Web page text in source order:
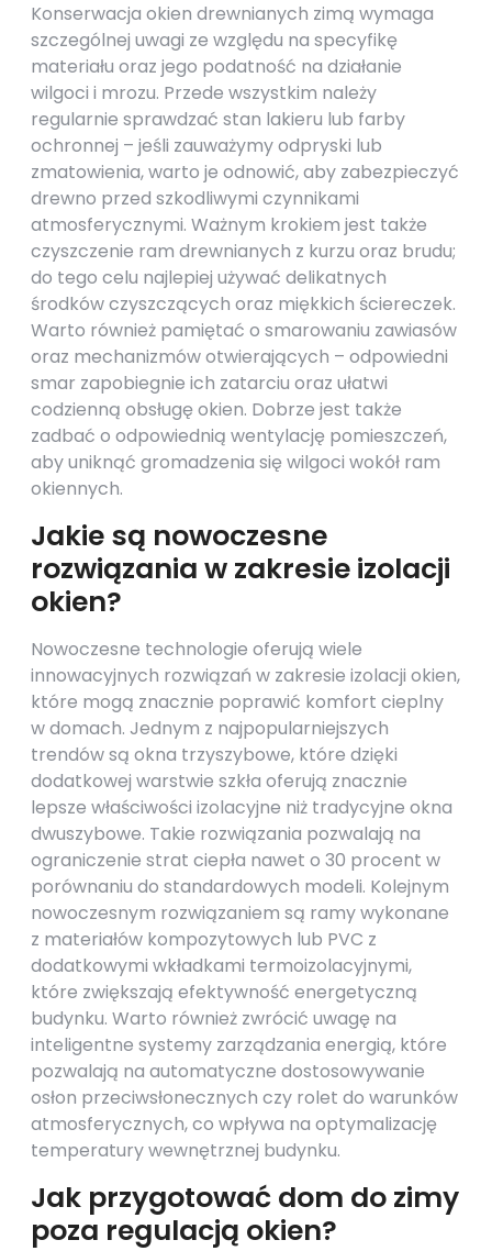
Konserwacja okien drewnianych zimą wymaga
szczególnej uwagi ze względu na specyfikę
materiału oraz jego podatność na działanie
wilgoci i mrozu. Przede wszystkim należy
regularnie sprawdzać stan lakieru lub farby
ochronnej – jeśli zauważymy odpryski lub
zmatowienia, warto je odnowić, aby zabezpieczyć
drewno przed szkodliwymi czynnikami
atmosferycznymi. Ważnym krokiem jest także
czyszczenie ram drewnianych z kurzu oraz brudu;
do tego celu najlepiej używać delikatnych
środków czyszczących oraz miękkich ściereczek.
Warto również pamiętać o smarowaniu zawiasów
oraz mechanizmów otwierających – odpowiedni
smar zapobiegnie ich zatarciu oraz ułatwi
codzienną obsługę okien. Dobrze jest także
zadbać o odpowiednią wentylację pomieszczeń,
aby uniknąć gromadzenia się wilgoci wokół ram
okiennych.
Jakie są nowoczesne
rozwiązania w zakresie izolacji
okien?
Nowoczesne technologie oferują wiele
innowacyjnych rozwiązań w zakresie izolacji okien,
które mogą znacznie poprawić komfort cieplny
w domach. Jednym z najpopularniejszych
trendów są okna trzyszybowe, które dzięki
dodatkowej warstwie szkła oferują znacznie
lepsze właściwości izolacyjne niż tradycyjne okna
dwuszybowe. Takie rozwiązania pozwalają na
ograniczenie strat ciepła nawet o 30 procent w
porównaniu do standardowych modeli. Kolejnym
nowoczesnym rozwiązaniem są ramy wykonane
z materiałów kompozytowych lub PVC z
dodatkowymi wkładkami termoizolacyjnymi,
które zwiększają efektywność energetyczną
budynku. Warto również zwrócić uwagę na
inteligentne systemy zarządzania energią, które
pozwalają na automatyczne dostosowywanie
osłon przeciwsłonecznych czy rolet do warunków
atmosferycznych, co wpływa na optymalizację
temperatury wewnętrznej budynku.
Jak przygotować dom do zimy
poza regulacją okien?